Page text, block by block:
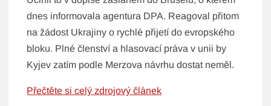
dnes informovala agentura DPA. Reagoval přitom
na žádost Ukrajiny o rychlé přijetí do evropského
bloku. Plné členství a hlasovací práva v unii by
Kyjev zatím podle Merzova návrhu dostat neměl.
Přečtěte si celý zdrojový článek